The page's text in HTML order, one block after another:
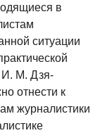
в
ситуации
И. М. Дзя-
отнести к
журналистики